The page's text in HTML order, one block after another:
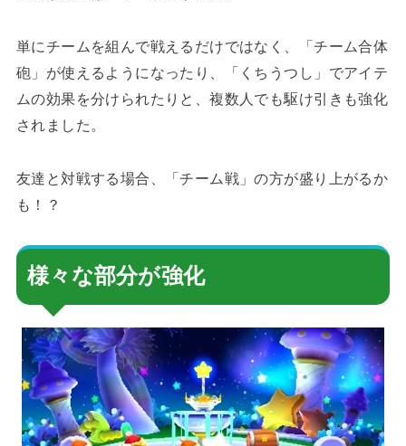
単にチームを組んで戦えるだけではなく、「チーム合体
砲」が使えるようになったり、「くちうつし」でアイテ
ムの効果を分けられたりと、複数人でも駆け引きも強化
されました。
友達と対戦する場合、「チーム戦」の方が盛り上がるか
も！？
様々な部分が強化